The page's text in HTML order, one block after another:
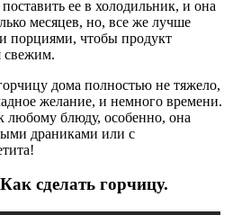
ее в холодильник, и она
месяцев, но, все же лучше
порциями, чтобы продукт
свежим.
дома полностью не тяжело,
желание, и немного времени.
любому блюду, особенно, она
драниками или с
сделать горчицу.